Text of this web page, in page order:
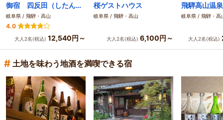
御宿 四反田（したんだ）
岐阜県 / 飛騨・高山
4.0
大人2名(税込) 12,540円～
桜ゲストハウス
岐阜県 / 飛騨・高山
大人2名(税込) 6,100円～
岐阜県 / 飛騨・高
大人2名(税込)
# 土地を味わう地酒を満喫できる宿